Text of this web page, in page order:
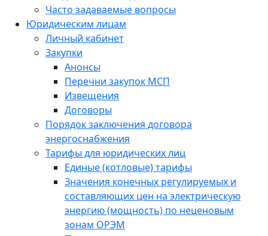
Часто задаваемые вопросы
Юридическим лицам
Личный кабинет
Закупки
Анонсы
Перечни закупок МСП
Извещения
Договоры
Порядок заключения договора
энергоснабжения
Тарифы для юридических лиц
Единые (котловые) тарифы
Значения конечных регулируемых и
составляющих цен на электрическую
энергию (мощность) по неценовым
зонам ОРЭМ